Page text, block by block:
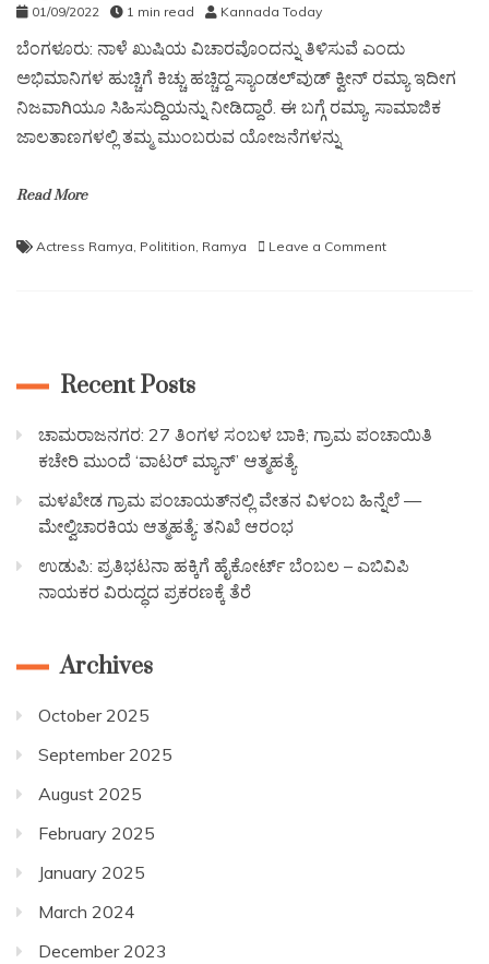
01/09/2022 1 min read Kannada Today
ಬೆಂಗಳೂರು: ನಾಳೆ ಖುಷಿಯ ವಿಚಾರವೊಂದನ್ನು ತಿಳಿಸುವೆ ಎಂದು
ಅಭಿಮಾನಿಗಳ ಹುಚ್ಚಿಗೆ ಕಿಚ್ಚು ಹಚ್ಚಿದ್ದ ಸ್ಯಾಂಡಲ್‌ವುಡ್ ಕ್ವೀನ್ ರಮ್ಯಾ ಇದೀಗ
ನಿಜವಾಗಿಯೂ ಸಿಹಿಸುದ್ದಿಯನ್ನು ನೀಡಿದ್ದಾರೆ. ಈ ಬಗ್ಗೆ ರಮ್ಯಾ, ಸಾಮಾಜಿಕ
ಜಾಲತಾಣಗಳಲ್ಲಿ ತಮ್ಮ ಮುಂಬರುವ ಯೋಜನೆಗಳನ್ನು
Read More
Actress Ramya, Politition, Ramya Leave a Comment
Recent Posts
ಚಾಮರಾಜನಗರ: 27 ತಿಂಗಳ ಸಂಬಳ ಬಾಕಿ; ಗ್ರಾಮ ಪಂಚಾಯಿತಿ
ಕಚೇರಿ ಮುಂದೆ ‘ವಾಟರ್ ಮ್ಯಾನ್’ ಆತ್ಮಹತ್ಯೆ
ಮಳಖೇಡ ಗ್ರಾಮ ಪಂಚಾಯತ್‌ನಲ್ಲಿ ವೇತನ ವಿಳಂಬ ಹಿನ್ನೆಲೆ —
ಮೇಲ್ವಿಚಾರಕಿಯ ಆತ್ಮಹತ್ಯೆ: ತನಿಖೆ ಆರಂಭ
ಉಡುಪಿ: ಪ್ರತಿಭಟನಾ ಹಕ್ಕಿಗೆ ಹೈಕೋರ್ಟ್ ಬೆಂಬಲ – ಎಬಿವಿಪಿ
ನಾಯಕರ ವಿರುದ್ಧದ ಪ್ರಕರಣಕ್ಕೆ ತೆರೆ
Archives
October 2025
September 2025
August 2025
February 2025
January 2025
March 2024
December 2023